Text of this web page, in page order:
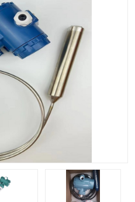
雷达料位计
罐旁显示仪
温度传感器变送器
电容物位计
电量变送器
工业自动化系统成套设备